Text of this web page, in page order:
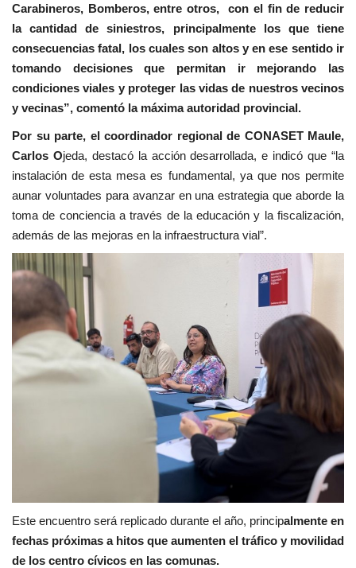
Carabineros, Bomberos, entre otros, con el fin de reducir
la cantidad de siniestros, principalmente los que tiene
consecuencias fatal, los cuales son altos y en ese sentido ir
tomando decisiones que permitan ir mejorando las
condiciones viales y proteger las vidas de nuestros vecinos
y vecinas”, comentó la máxima autoridad provincial.
Por su parte, el coordinador regional de CONASET Maule,
Carlos Ojeda, destacó la acción desarrollada, e indicó que “la
instalación de esta mesa es fundamental, ya que nos permite
aunar voluntades para avanzar en una estrategia que aborde la
toma de conciencia a través de la educación y la fiscalización,
además de las mejoras en la infraestructura vial”.
Este encuentro será replicado durante el año, principalmente en
fechas próximas a hitos que aumenten el tráfico y movilidad
de los centro cívicos en las comunas.